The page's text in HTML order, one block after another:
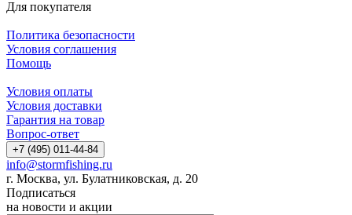
Для покупателя
Политика безопасности
Условия соглашения
Помощь
Условия оплаты
Условия доставки
Гарантия на товар
Вопрос-ответ
+7 (495) 011-44-84
info@stormfishing.ru
г. Москва, ул. Булатниковская, д. 20
Подписаться
на новости и акции